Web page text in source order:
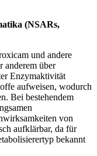
(NSARs,
und andere
anderem über
Enzymaktivität
aufweisen, wodurch
Bei bestehendem
von
aufklärbar, da für
bekannt